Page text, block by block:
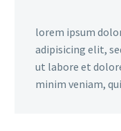
lorem ipsum
adipisicing elit,
ut labore et
minim veniam,